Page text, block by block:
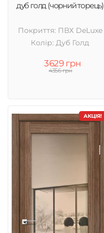
дуб голд (чорний торець)
Покриття: ПВХ DeLuxe
Колір: Дуб Голд
3629 грн
4356 грн
АКЦІЯ!